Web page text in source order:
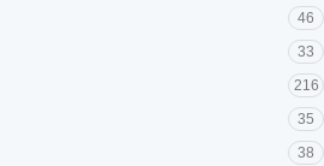
46
33
216
35
38